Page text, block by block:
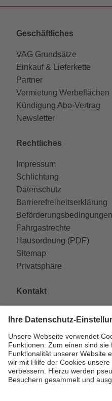
Geschäftliches
VAG Grundsätze
Einkauf & Lieferkette
Partner
Vermietung Werbeflächen
Kündigung Abo-Vertrag
Newsletter
Rechtliches
Impressum
Schlichtung
Datenschutz
Barrierefreiheitserklärung
Beförderungsbedingungen
Fahrgastrechte
Hausordnung (PDF)
Sitemap
Privatsphäre
Kontakt
Südliche Fürther Straße 5
90429 Nürnberg
Telefon: 0911 283-4646
Kontaktformulare